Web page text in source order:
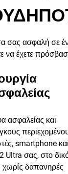
σας ασφαλή σε
να έχετε
ασφαλείας και
smartphone και
Ultra σας, στο
χωρίς δαπανηρές